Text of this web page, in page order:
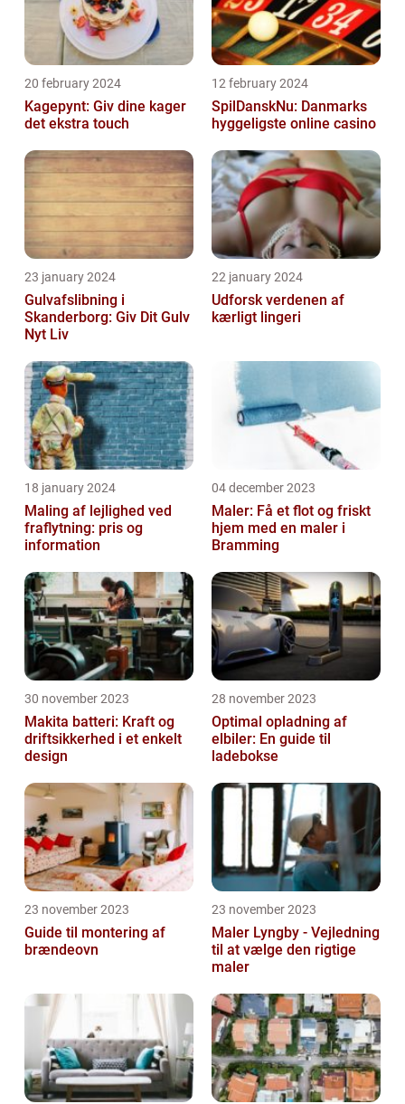
20 february 2024
Kagepynt: Giv dine kager
det ekstra touch
12 february 2024
SpilDanskNu: Danmarks
hyggeligste online casino
23 january 2024
Gulvafslibning i
Skanderborg: Giv Dit Gulv
Nyt Liv
22 january 2024
Udforsk verdenen af
kærligt lingeri
18 january 2024
Maling af lejlighed ved
fraflytning: pris og
information
04 december 2023
Maler: Få et flot og friskt
hjem med en maler i
Bramming
30 november 2023
Makita batteri: Kraft og
driftsikkerhed i et enkelt
design
28 november 2023
Optimal opladning af
elbiler: En guide til
ladebokse
23 november 2023
Guide til montering af
brændeovn
23 november 2023
Maler Lyngby - Vejledning
til at vælge den rigtige
maler